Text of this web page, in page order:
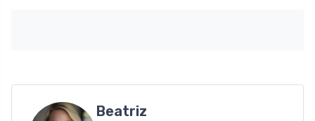
Beatriz